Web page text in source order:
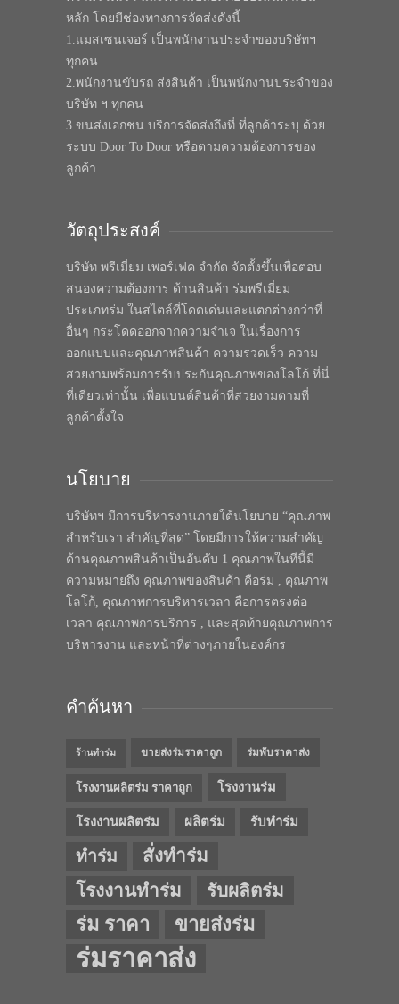
หลัก โดยมีช่องทางการจัดส่งดังนี้
1.แมสเซนเจอร์ เป็นพนักงานประจำของบริษัทฯ
ทุกคน
2.พนักงานขับรถ ส่งสินค้า เป็นพนักงานประจำของ
บริษัท ฯ ทุกคน
3.ขนส่งเอกชน บริการจัดส่งถึงที่ ที่ลูกค้าระบุ ด้วย
ระบบ Door To Door หรือตามความต้องการของ
ลูกค้า
วัตถุประสงค์
บริษัท พรีเมี่ยม เพอร์เฟค จำกัด จัดตั้งขึ้นเพื่อตอบ
สนองความต้องการ ด้านสินค้า ร่มพรีเมี่ยม
ประเภทร่ม ในสไตล์ที่โดดเด่นและแตกต่างกว่าที่
อื่นๆ กระโดดออกจากความจำเจ ในเรื่องการ
ออกแบบและคุณภาพสินค้า ความรวดเร็ว ความ
สวยงามพร้อมการรับประกันคุณภาพของโลโก้ ที่นี่
ที่เดียวเท่านั้น เพื่อแบนด์สินค้าที่สวยงามตามที่
ลูกค้าตั้งใจ
นโยบาย
บริษัทฯ มีการบริหารงานภายใต้นโยบาย “คุณภาพ
สำหรับเรา สำคัญที่สุด” โดยมีการให้ความสำคัญ
ด้านคุณภาพสินค้าเป็นอันดับ 1 คุณภาพในทีนี้มี
ความหมายถึง คุณภาพของสินค้า คือร่ม , คุณภาพ
โลโก้, คุณภาพการบริหารเวลา คือการตรงต่อ
เวลา คุณภาพการบริการ , และสุดท้ายคุณภาพการ
บริหารงาน และหน้าที่ต่างๆภายในองค์กร
คำค้นหา
ร้านทำร่ม ขายส่งร่มราคาถูก ร่มพับราคาส่ง
โรงงานผลิตร่ม ราคาถูก โรงงานร่ม
โรงงานผลิตร่ม ผลิตร่ม รับทำร่ม
ทำร่ม
สั่งทำร่ม
โรงงานทำร่ม
รับผลิตร่ม
ร่ม ราคา ขายส่งร่ม
ร่มราคาส่ง